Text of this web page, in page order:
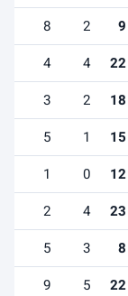
9
2
8
22
4
4
18
2
3
15
1
5
12
0
1
23
4
2
8
3
5
22
5
9